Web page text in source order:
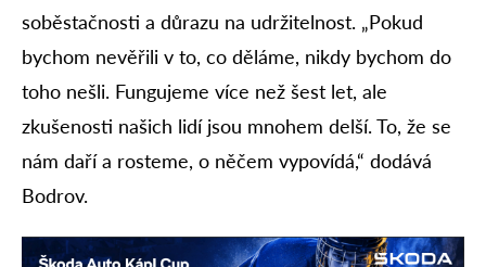
soběstačnosti a důrazu na udržitelnost. „Pokud
bychom nevěřili v to, co děláme, nikdy bychom do
toho nešli. Fungujeme více než šest let, ale
zkušenosti našich lidí jsou mnohem delší. To, že se
nám daří a rosteme, o něčem vypovídá,“ dodává
Bodrov.